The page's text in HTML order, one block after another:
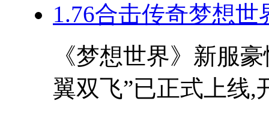
1.76合击传奇梦想
《梦想世界》新服
翼双飞”已正式上线,